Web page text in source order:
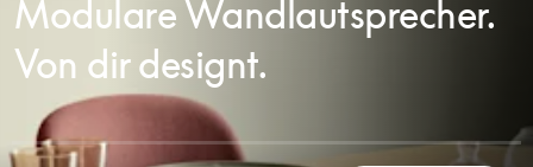
Modulare Wandlautsprecher.
Von dir designt.